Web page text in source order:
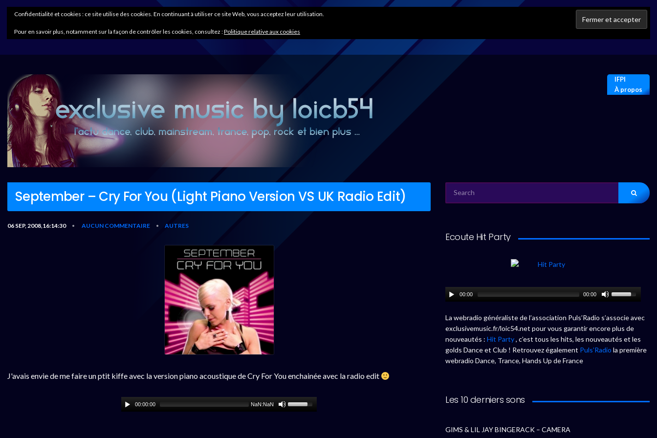
IFPI
À propos
September – Cry For You (Light Piano Version VS UK Radio Edit)
06 SEP, 2008,16:14:30 • AUCUN COMMENTAIRE • AUTRES
J'avais envie de me faire un ptit kiffe avec la version piano acoustique de Cry For You enchainée avec la radio edit
00:00:00 NaN:NaN
FOR:
Ecoute Hit Party
00:00 00:00
La webradio généraliste de l’association Puls’Radio s’associe avec
exclusivemusic.fr/loic54.net pour vous garantir encore plus de
nouveautés : Hit Party, c’est tous les hits, les nouveautés et les
golds Dance et Club ! Retrouvez également Puls’Radio la première
webradio Dance, Trance, Hands Up de France
Les 10 derniers sons
GIMS & LIL JAY BINGERACK – CAMERA
Confidentialité et cookies : ce site utilise des cookies. En continuant à utiliser ce site Web, vous acceptez leur utilisation.
Pour en savoir plus, notamment sur la façon de contrôler les cookies, consultez :Politique relative aux cookies